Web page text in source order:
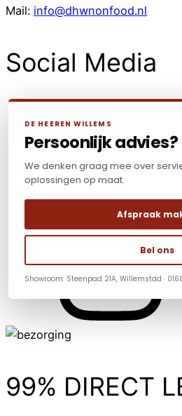
Mail: info@dhwnonfood.nl
Social Media
99% DIRECT
DE HEEREN WILLEMS
Persoonlijk advies?
We denken graag mee over
oplossingen op maat.
Afspraak
Bel ons
Showroom: Steenpad 21A, Willemstad ·